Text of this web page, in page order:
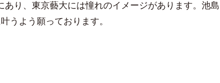
あり、東京藝大には憧れのイメージがあります。池島
うよう願っております。